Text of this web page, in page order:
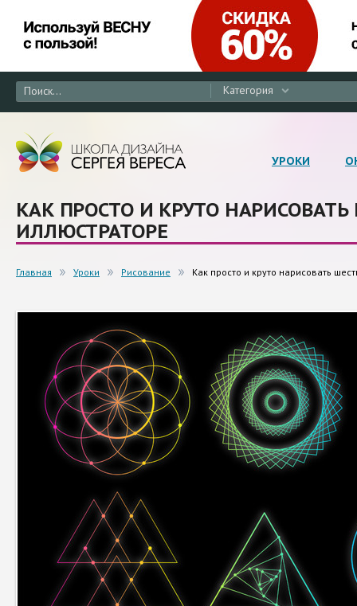
Категория
УРОКИ
КАК ПРОСТО И КРУТО
ИЛЛЮСТРАТОРЕ
Главная Уроки Рисование Как просто и круто нарисовать